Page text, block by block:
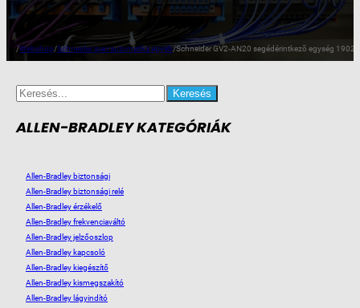
/Webshop/Schneider ipari automatika egyéb/Schneider GV2-AN20 segédérintkezõ egység 1902
Search
for:
ALLEN-BRADLEY KATEGÓRIÁK
Allen-Bradley biztonsági
Allen-Bradley biztonsági relé
Allen-Bradley érzékelő
Allen-Bradley frekvenciaváltó
Allen-Bradley jelzőoszlop
Allen-Bradley kapcsoló
Allen-Bradley kiegészítő
Allen-Bradley kismegszakító
Allen-Bradley lágyindító